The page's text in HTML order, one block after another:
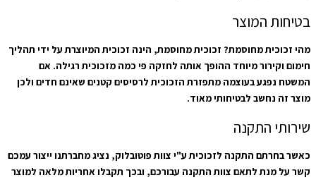
בטיחות המוצר
מהי זכוכית מחוסמת? זכוכית מחוסמת, הינה זכוכית המיוצרת על ידי תהליך
חימום וקירור מיוחד ההופך אותה לחזקה פי כמה מזכוכית רגילה. אם
המשטח נפגע בעוצמה מתפזרת הזכוכית לרסיסים קטנים שאינם חדים ולכן
מוצר זה נחשב לבטיחותי מאוד.
שירותי התקנה
כאשר בחרתם התקנה לזכוכית ע"י צוות פוטובלוק, נציג מחברתנו ייצור עמכם
קשר על מנת לתאם צוות התקנה עבורכם, ובכך תקבלו אחריות מלאה למוצר